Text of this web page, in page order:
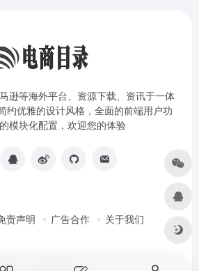
逊等海外平台、资源下载、资讯于一体
约优雅的设计风格，全面的前端用户功
模块化配置，欢迎您的体验
责声明 广告合作 关于我们